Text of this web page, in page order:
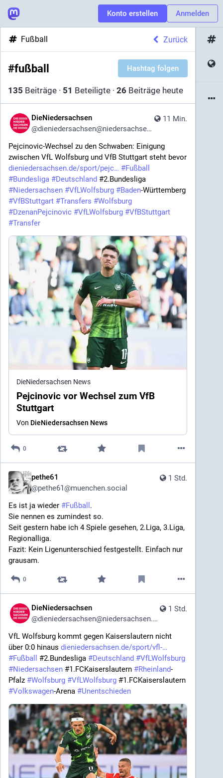
Konto erstellen Anmelden
Fußball Zurück
#fußball Hashtag folgen
135 Beiträge · 51 Beteiligte · 26 Beiträge heute
11 Min.
DieNiedersachsen
@dieniedersachsen@niedersachsen.social
Pejcinovic-Wechsel zu den Schwaben: Einigung
dieniedersachsen.de/sport/pejc
#Fußball
#Bundesliga #Deutschland
#Niedersachsen #VfLWolfsburg #Baden
#VfBStuttgart #Transfers #Wolfsburg
#DzenanPejcinovic #VfLWolfsburg #VfBStuttgart
#Transfer
DieNiedersachsen News
Pejcinovic vor Wechsel zum VfB
Stuttgart
Von DieNiedersachsen News
0
1 Std.
pethe61
@pethe61@muenchen.social
Es ist ja wieder #Fußball .
Sie nennen es zumindest so.
Seit gestern habe ich 4 Spiele gesehen, 2.Liga, 3.Liga,
Regionalliga.
Fazit: Kein Ligenunterschied festgestellt. Einfach nur
grausam.
0
1 Std.
DieNiedersachsen
@dieniedersachsen@niedersachsen.social
VfL Wolfsburg kommt gegen Kaiserslautern nicht
über 0:0 hinaus dieniedersachsen.de/sport/vfl-
#Fußball #2.Bundesliga #Deutschland #VfLWolfsburg
#Niedersachsen #1.FCKaiserslautern #Rheinland-
Pfalz #Wolfsburg #VfLWolfsburg
#Volkswagen-Arena #Unentschieden